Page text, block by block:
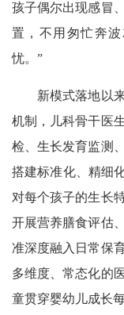
孩子偶尔出现感冒
置，不用匆忙奔
忧。”
新模式落地以来
机制，儿科骨干医
检、生长发育监测
搭建标准化、精细
对每个孩子的生长
开展营养膳食评估
准深度融入日常保
多维度、常态化的
童贯穿婴幼儿成长每